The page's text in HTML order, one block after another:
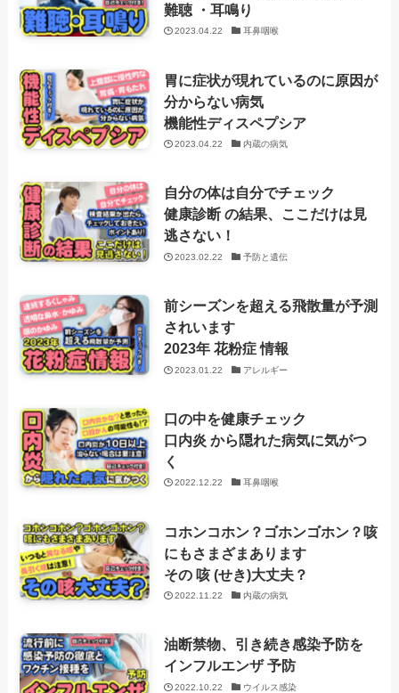
難聴 ・耳鳴り
2023.04.22 耳鼻咽喉
胃に症状が現れているのに原因が
分からない病気
機能性ディスペプシア
2023.04.22 内蔵の病気
自分の体は自分でチェック
健康診断 の結果、ここだけは見
逃さない！
2023.02.22 予防と遺伝
前シーズンを超える飛散量が予測
されいます
2023年 花粉症 情報
2023.01.22 アレルギー
口の中を健康チェック
口内炎 から隠れた病気に気がつ
く
2022.12.22 耳鼻咽喉
コホンコホン？ゴホンゴホン？咳
にもさまざまあります
その 咳 (せき)大丈夫？
2022.11.22 内蔵の病気
油断禁物、引き続き感染予防を
インフルエンザ 予防
2022.10.22 ウイルス感染